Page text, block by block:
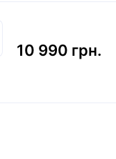
10 990 грн.